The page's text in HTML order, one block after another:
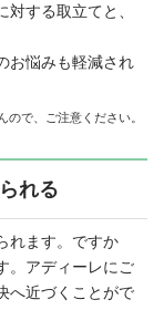
する取立てと、
お悩みも軽減され
で、ご注意ください。
れる
れます。ですか
。アディーレにご
へ近づくことがで